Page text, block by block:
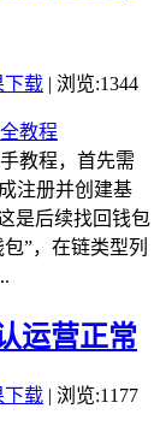
下载 | 浏览:1344
教程，首先需
注册并创建基
是后续找回钱包
”，在链类型列
运营正常
下载 | 浏览:1177